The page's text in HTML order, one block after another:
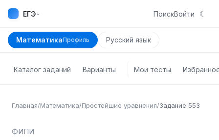
ЕГЭ⌄ ПоискВойти ☾
МатематикаПрофиль Русский язык
Каталог заданий Варианты Мои тесты
Главная/Математика/Простейшие уравнения/Задание 553
ФИПИ